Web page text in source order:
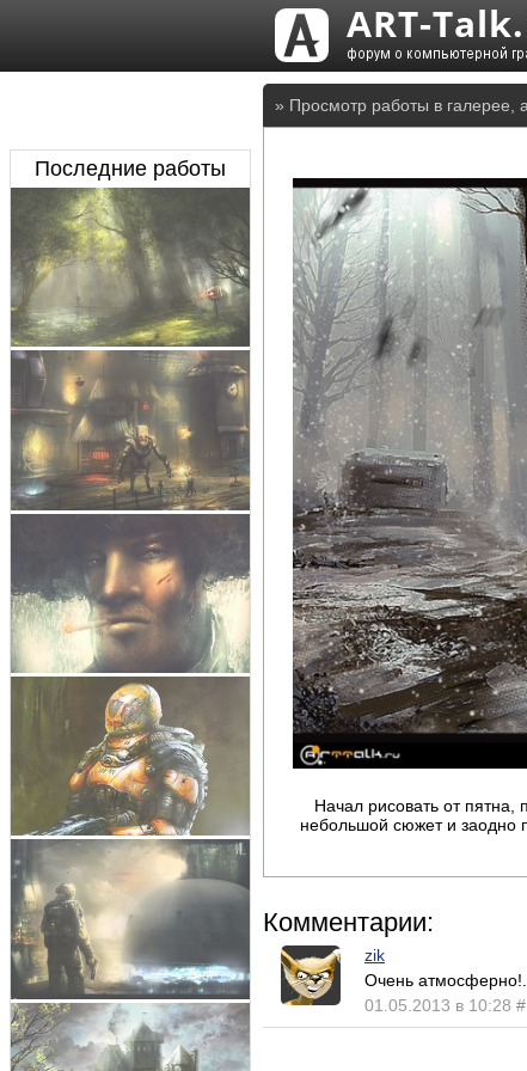
» Просмотр работы в галерее,
Начал рисовать от
небольшой сюжет и заодно
Комментарии:
zik
Очень
01.05.2013 в 10:28 #
Последние работы